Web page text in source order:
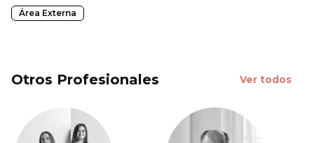
Área Externa
Otros Profesionales Ver todos